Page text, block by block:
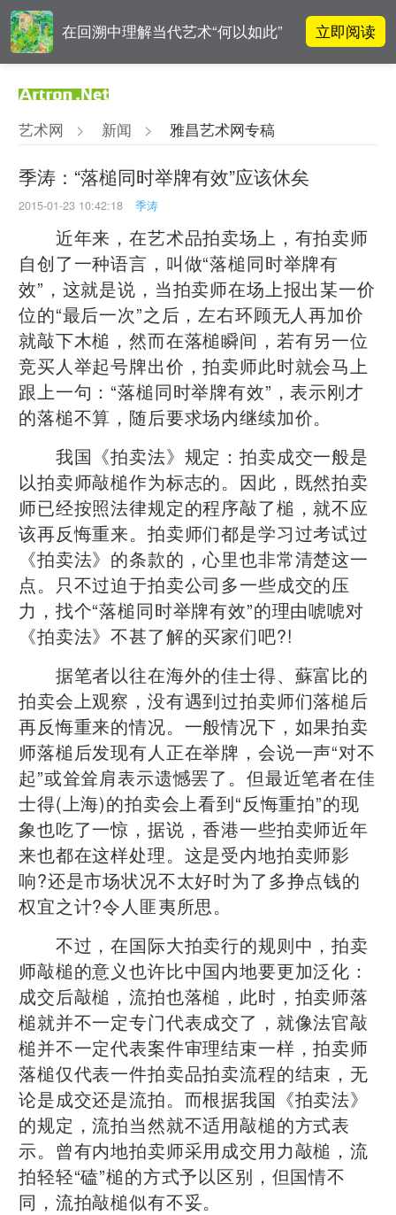
在回溯中理解当代艺术“何以如此” 立即阅读
影响力榜单
李铁夫冯钢百领衔 作为群体的早期
粤籍留美艺术家
张瀚文：以物质媒介具象化精神世
界
艺术网 > 新闻 > 雅昌艺术网专稿
季涛：“落槌同时举牌有效”应该休矣
2015-01-23 10:42:18 季涛
近年来，在艺术品拍卖场上，有拍卖师
自创了一种语言，叫做“落槌同时举牌有
效”，这就是说，当拍卖师在场上报出某一价
位的“最后一次”之后，左右环顾无人再加价
就敲下木槌，然而在落槌瞬间，若有另一位
竞买人举起号牌出价，拍卖师此时就会马上
跟上一句：“落槌同时举牌有效”，表示刚才
的落槌不算，随后要求场内继续加价。
我国《拍卖法》规定：拍卖成交一般是
以拍卖师敲槌作为标志的。因此，既然拍卖
师已经按照法律规定的程序敲了槌，就不应
该再反悔重来。拍卖师们都是学习过考试过
《拍卖法》的条款的，心里也非常清楚这一
点。只不过迫于拍卖公司多一些成交的压
力，找个“落槌同时举牌有效”的理由唬唬对
《拍卖法》不甚了解的买家们吧?!
据笔者以往在海外的佳士得、蘇富比的
拍卖会上观察，没有遇到过拍卖师们落槌后
再反悔重来的情况。一般情况下，如果拍卖
师落槌后发现有人正在举牌，会说一声“对不
起”或耸耸肩表示遗憾罢了。但最近笔者在佳
士得(上海)的拍卖会上看到“反悔重拍”的现
象也吃了一惊，据说，香港一些拍卖师近年
来也都在这样处理。这是受内地拍卖师影
响?还是市场状况不太好时为了多挣点钱的
权宜之计?令人匪夷所思。
不过，在国际大拍卖行的规则中，拍卖
师敲槌的意义也许比中国内地要更加泛化：
成交后敲槌，流拍也落槌，此时，拍卖师落
槌就并不一定专门代表成交了，就像法官敲
槌并不一定代表案件审理结束一样，拍卖师
落槌仅代表一件拍卖品拍卖流程的结束，无
论是成交还是流拍。而根据我国《拍卖法》
的规定，流拍当然就不适用敲槌的方式表
示。曾有内地拍卖师采用成交用力敲槌，流
拍轻轻“磕”槌的方式予以区别，但国情不
同，流拍敲槌似有不妥。